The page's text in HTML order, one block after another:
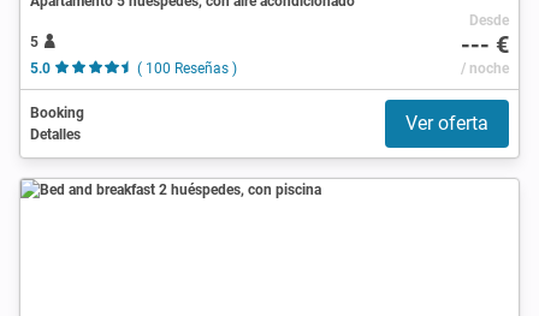
5
5.0
( 100 Reseñas )
Desde
--- €
/ noche
Booking
Detalles
Ver oferta